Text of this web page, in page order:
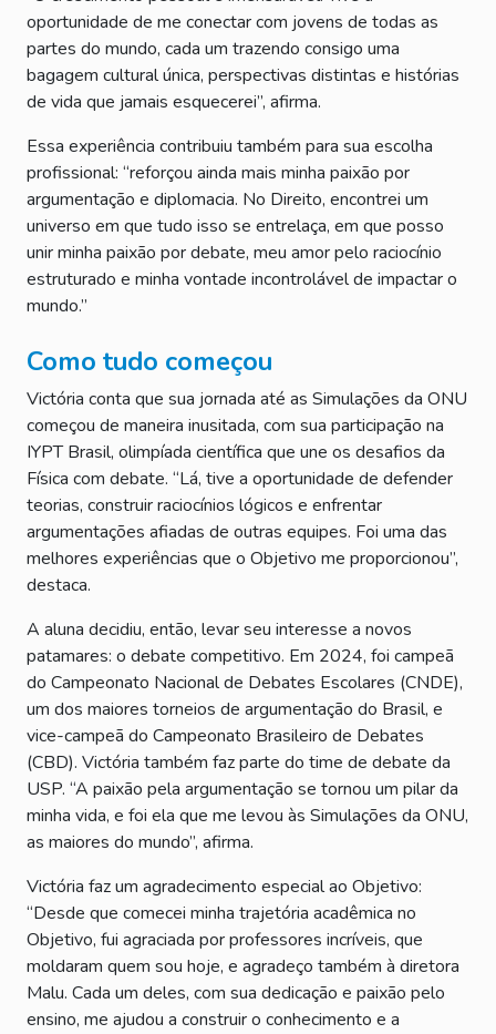
oportunidade de me conectar com jovens de todas as
partes do mundo, cada um trazendo consigo uma
bagagem cultural única, perspectivas distintas e histórias
de vida que jamais esquecerei”, afirma.
Essa experiência contribuiu também para sua escolha
profissional: “reforçou ainda mais minha paixão por
argumentação e diplomacia. No Direito, encontrei um
universo em que tudo isso se entrelaça, em que posso
unir minha paixão por debate, meu amor pelo raciocínio
estruturado e minha vontade incontrolável de impactar o
mundo.”
Como tudo começou
Victória conta que sua jornada até as Simulações da ONU
começou de maneira inusitada, com sua participação na
IYPT Brasil, olimpíada científica que une os desafios da
Física com debate. “Lá, tive a oportunidade de defender
teorias, construir raciocínios lógicos e enfrentar
argumentações afiadas de outras equipes. Foi uma das
melhores experiências que o Objetivo me proporcionou”,
destaca.
A aluna decidiu, então, levar seu interesse a novos
patamares: o debate competitivo. Em 2024, foi campeã
do Campeonato Nacional de Debates Escolares (CNDE),
um dos maiores torneios de argumentação do Brasil, e
vice-campeã do Campeonato Brasileiro de Debates
(CBD). Victória também faz parte do time de debate da
USP. “A paixão pela argumentação se tornou um pilar da
minha vida, e foi ela que me levou às Simulações da ONU,
as maiores do mundo”, afirma.
Victória faz um agradecimento especial ao Objetivo:
“Desde que comecei minha trajetória acadêmica no
Objetivo, fui agraciada por professores incríveis, que
moldaram quem sou hoje, e agradeço também à diretora
Malu. Cada um deles, com sua dedicação e paixão pelo
ensino, me ajudou a construir o conhecimento e a